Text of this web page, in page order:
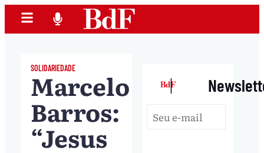
SOLIDARIEDADE
Marcelo
Barros:
“Jesus
|